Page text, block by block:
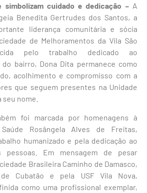
simbolizam cuidado e dedicação – A
Benedita Gertrudes dos Santos, a
liderança comunitária e sócia
de Melhoramentos da Vila São
pelo trabalho dedicado ao
bairro, Dona Dita permanece como
acolhimento e compromisso com a
que seguem presentes na Unidade
seu nome.
foi marcada por homenagens à
Rosângela Alves de Freitas,
humanizado e pela dedicação ao
pessoas. Em mensagem de pesar
Brasileira Caminho de Damasco,
Cubatão e pela USF Vila Nova,
como uma profissional exemplar,